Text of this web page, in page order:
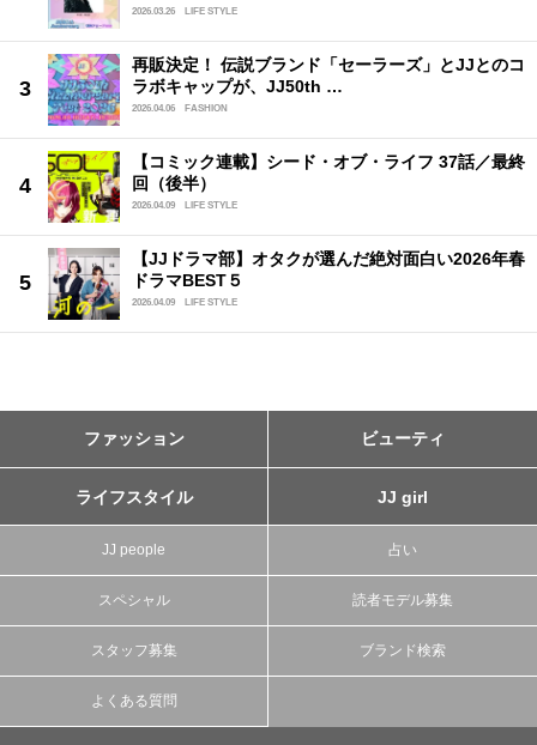
2026.03.26 LIFE STYLE
再販決定！ 伝説ブランド「セーラーズ」とJJとのコ
ラボキャップが、JJ50th …
2026.04.06 FASHION
【コミック連載】シード・オブ・ライフ 37話／最終
回（後半）
2026.04.09 LIFE STYLE
【JJドラマ部】オタクが選んだ絶対面白い2026年春
ドラマBEST５
2026.04.09 LIFE STYLE
ファッション ビューティ
ライフスタイル JJ girl
JJ people 占い
スペシャル 読者モデル募集
スタッフ募集 ブランド検索
よくある質問